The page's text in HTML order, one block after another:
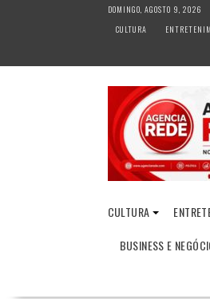
DOMINGO, AGOSTO 9, 2026
CULTURA
CULTURA
BUSINESS E